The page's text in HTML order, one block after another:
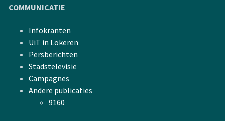
COMMUNICATIE
Infokranten
UiT in Lokeren
Persberichten
Stadstelevisie
Campagnes
Andere publicaties
9160